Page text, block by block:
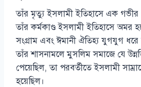
তাঁর মৃত্যু ইসলামী ইতিহাসে এক
তাঁর কর্মকাণ্ড ইসলামী ইতিহাসে অমর
সংগ্রাম এবং ঈমানী ঐতিহ্য যুগযুগ
তাঁর শাসনামলে মুসলিম সমাজে যে
পেয়েছিল, তা পরবর্তীতে ইসলামী
হয়েছিল।